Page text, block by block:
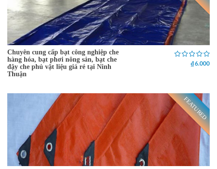
Chuyên cung cấp bạt công nghiệp che
hàng hóa, bạt phơi nông sản, bạt che
đậy che phủ vật liệu giá rẻ tại Ninh
Thuận
₫ 6.000
FEATURED